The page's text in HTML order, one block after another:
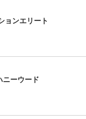
ョンエリート
ニーウード